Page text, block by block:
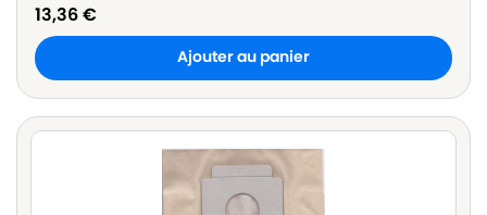
13,36€
Ajouter au panier